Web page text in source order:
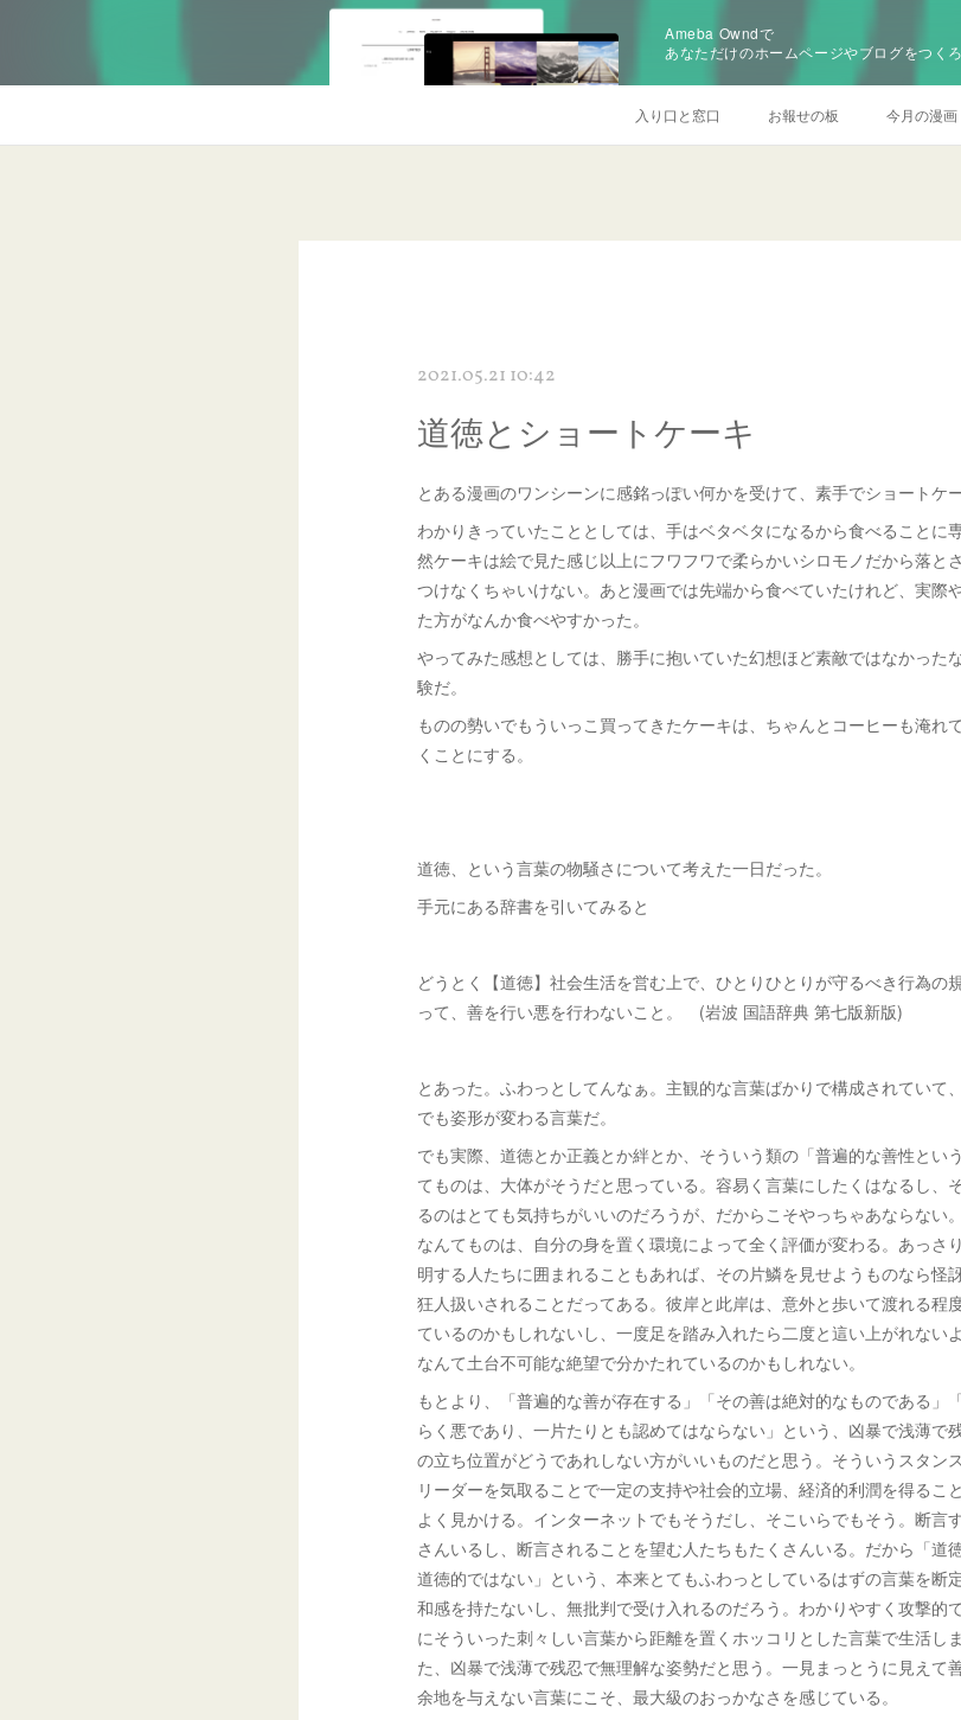
Ameba Owndで
あなただけのホームページやブログをつく
入り口と窓口 お報せの板 今月の漫画
2021.05.21 10:42
道徳とショートケーキ
とある漫画のワンシーンに感銘っぽい何かを受けて、素手でショートケ
わかりきっていたこととしては、手はベタベタになるから食べることに
然ケーキは絵で見た感じ以上にフワフワで柔らかいシロモノだから落と
つけなくちゃいけない。あと漫画では先端から食べていたけれど、実際
た方がなんか食べやすかった。
やってみた感想としては、勝手に抱いていた幻想ほど素敵ではなかった
験だ。
ものの勢いでもういっこ買ってきたケーキは、ちゃんとコーヒーも淹れ
くことにする。
道徳、という言葉の物騒さについて考えた一日だった。
手元にある辞書を引いてみると
どうとく【道徳】社会生活を営む上で、ひとりひとりが守るべき行為の
って、善を行い悪を行わないこと。 (岩波 国語辞典 第七版新版)
とあった。ふわっとしてんなぁ。主観的な言葉ばかりで構成されていて
でも姿形が変わる言葉だ。
でも実際、道徳とか正義とか絆とか、そういう類の「普遍的な善性とい
てものは、大体がそうだと思っている。容易く言葉にしたくはなるし、
るのはとても気持ちがいいのだろうが、だからこそやっちゃあならない
なんてものは、自分の身を置く環境によって全く評価が変わる。あっさ
明する人たちに囲まれることもあれば、その片鱗を見せようものなら怪
狂人扱いされることだってある。彼岸と此岸は、意外と歩いて渡れる程
ているのかもしれないし、一度足を踏み入れたら二度と這い上がれない
なんて土台不可能な絶望で分かたれているのかもしれない。
もとより、「普遍的な善が存在する」「その善は絶対的なものである」
らく悪であり、一片たりとも認めてはならない」という、凶暴で浅薄で
の立ち位置がどうであれしない方がいいものだと思う。そういうスタン
リーダーを気取ることで一定の支持や社会的立場、経済的利潤を得るこ
よく見かける。インターネットでもそうだし、そこいらでもそう。断言
さんいるし、断言されることを望む人たちもたくさんいる。だから「道
道徳的ではない」という、本来とてもふわっとしているはずの言葉を断
和感を持たないし、無批判で受け入れるのだろう。わかりやすく攻撃的
にそういった刺々しい言葉から距離を置くホッコリとした言葉で生活し
た、凶暴で浅薄で残忍で無理解な姿勢だと思う。一見まっとうに見えて
余地を与えない言葉にこそ、最大級のおっかなさを感じている。